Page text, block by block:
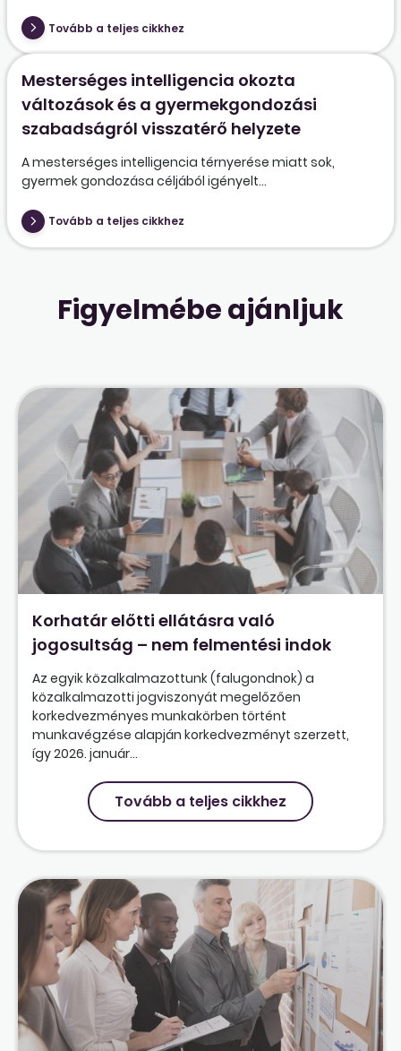
Tovább a teljes cikkhez
Mesterséges intelligencia okozta
változások és a gyermekgondozási
szabadságról visszatérő helyzete
A mesterséges intelligencia térnyerése miatt sok,
gyermek gondozása céljából igényelt...
Tovább a teljes cikkhez
Figyelmébe ajánljuk
Korhatár előtti ellátásra való
jogosultság – nem felmentési indok
Az egyik közalkalmazottunk (falugondnok) a
közalkalmazotti jogviszonyát megelőzően
korkedvezményes munkakörben történt
munkavégzése alapján korkedvezményt szerzett,
így 2026. január...
Tovább a teljes cikkhez